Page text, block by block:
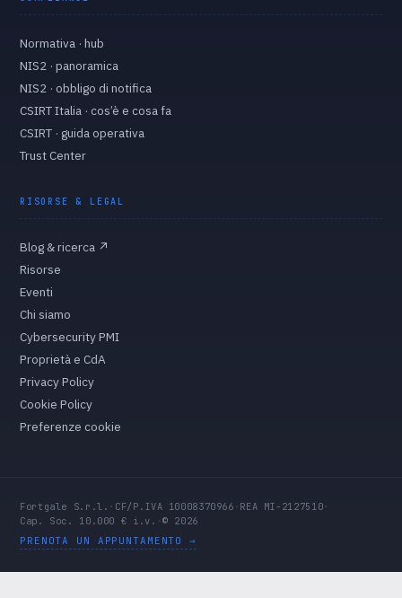
Normativa · hub
NIS2 · panoramica
NIS2 · obbligo di notifica
CSIRT Italia · cos’è e cosa fa
CSIRT · guida operativa
Trust Center
RISORSE & LEGAL
Blog & ricerca ↗
Risorse
Eventi
Chi siamo
Cybersecurity PMI
Proprietà e CdA
Privacy Policy
Cookie Policy
Preferenze cookie
Fortgale S.r.l. · CF/P.IVA 10008370966 · REA MI-2127510·
Cap. Soc. 10.000 € i.v. ·© 2026
PRENOTA UN APPUNTAMENTO →